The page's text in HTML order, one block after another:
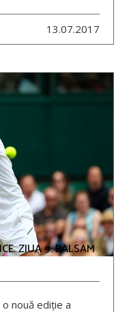
13.07.2017
ZIUA 9: BALSAM
nouă ediție a